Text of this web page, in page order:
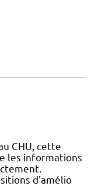
CHU, cette
les informations
d'amélio